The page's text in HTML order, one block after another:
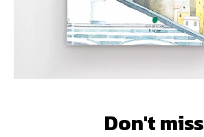
Don't miss